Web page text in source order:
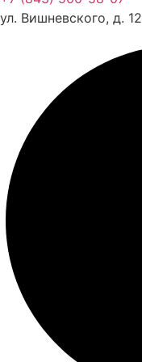
Документы
ул. Вишневского, д. 12